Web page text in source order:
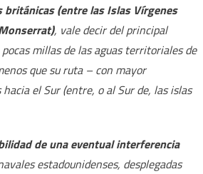
(entre las Islas Vírgenes
, vale decir del principal
pocas millas de las aguas territoriales de
que su ruta – con mayor
el Sur (entre, o al Sur de, las islas
de una eventual interferencia
estadounidenses, desplegadas